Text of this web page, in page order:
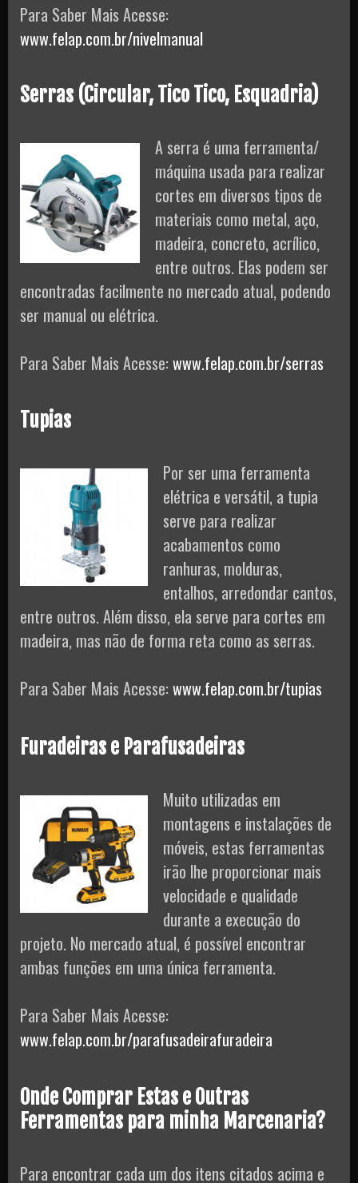
Para Saber Mais Acesse:
www.felap.com.br/nivelmanual
Serras (Circular, Tico Tico, Esquadria)
A serra é uma ferramenta/
máquina usada para realizar
cortes em diversos tipos de
materiais como metal, aço,
madeira, concreto, acrílico,
entre outros. Elas podem ser
encontradas facilmente no mercado atual, podendo
ser manual ou elétrica.
Para Saber Mais Acesse: www.felap.com.br/serras
Tupias
Por ser uma ferramenta
elétrica e versátil, a tupia
serve para realizar
acabamentos como
ranhuras, molduras,
entalhos, arredondar cantos,
entre outros. Além disso, ela serve para cortes em
madeira, mas não de forma reta como as serras.
Para Saber Mais Acesse: www.felap.com.br/tupias
Furadeiras e Parafusadeiras
Muito utilizadas em
montagens e instalações de
móveis, estas ferramentas
irão lhe proporcionar mais
velocidade e qualidade
durante a execução do
projeto. No mercado atual, é possível encontrar
ambas funções em uma única ferramenta.
Para Saber Mais Acesse:
www.felap.com.br/parafusadeirafuradeira
Onde Comprar Estas e Outras
Ferramentas para minha Marcenaria?
Para encontrar cada um dos itens citados acima e